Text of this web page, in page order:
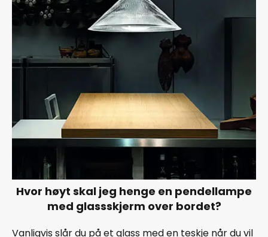
Hvor høyt skal jeg henge en pendellampe
med glassskjerm over bordet?
Vanligvis slår du på et glass med en teskje når du vil